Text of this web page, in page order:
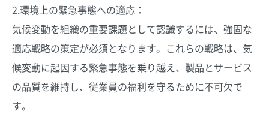
2.環境上の緊急事態への適応：
気候変動を組織の重要課題として認識するには、強固な
適応戦略の策定が必須となります。これらの戦略は、気
候変動に起因する緊急事態を乗り越え、製品とサービス
の品質を維持し、従業員の福利を守るために不可欠で
す。